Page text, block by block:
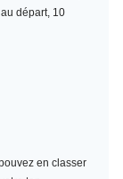
départ, 10
en classer